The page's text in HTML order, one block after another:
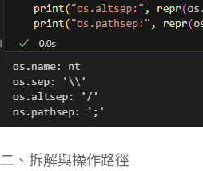
二、拆解與操作路徑